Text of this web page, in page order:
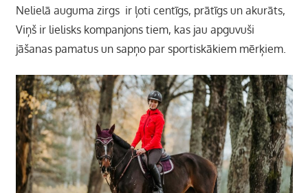
Nelielā auguma zirgs ir ļoti centīgs, prātīgs un akurāts,
Viņš ir lielisks kompanjons tiem, kas jau apguvuši
jāšanas pamatus un sapņo par sportiskākiem mērķiem.